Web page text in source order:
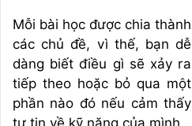
Mỗi bài học được chia thành
các chủ đề, vì thế, bạn dễ
dàng biết điều gì sẽ xảy ra
tiếp theo hoặc bỏ qua một
phần nào đó nếu cảm thấy
tự tin về kỹ năng của mình.